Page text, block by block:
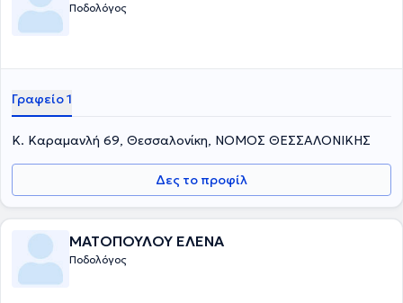
Ποδολόγος
Γραφείο 1
Κ. Καραμανλή 69, Θεσσαλονίκη, ΝΟΜΟΣ ΘΕΣΣΑΛΟΝΙΚΗΣ
Δες το προφίλ
ΜΑΤΟΠΟΥΛΟΥ ΕΛΕΝΑ
Ποδολόγος